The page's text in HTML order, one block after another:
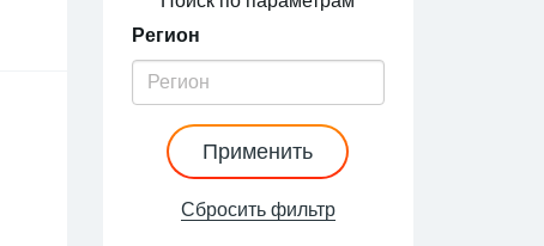
Регион
Применить
Сбросить фильтр